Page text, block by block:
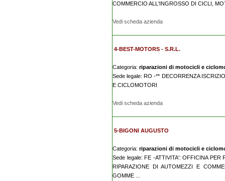
COMMERCIO ALL'INGROSSO DI CICLI,
Vedi scheda azienda
4-BEST-MOTORS - S.R.L.
Categoria: riparazioni di motocicli e
Sede legale: RO -** DECORRENZA
E CICLOMOTORI
Vedi scheda azienda
5-BIGONI AUGUSTO
Categoria: riparazioni di motocicli e
Sede legale: FE -ATTIVITA': OFFICINA
RIPARAZIONE DI AUTOMEZZI E
GOMME ...